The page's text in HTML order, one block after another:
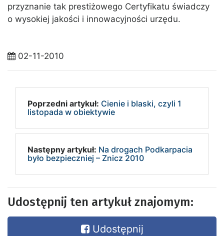
przyznanie tak prestiżowego Certyfikatu świadczy
o wysokiej jakości i innowacyjności urzędu.
02-11-2010
Poprzedni artykuł: Cienie i blaski, czyli 1
listopada w obiektywie
Następny artykuł: Na drogach Podkarpacia
było bezpieczniej – Znicz 2010
Udostępnij ten artykuł znajomym:
Udostępnij